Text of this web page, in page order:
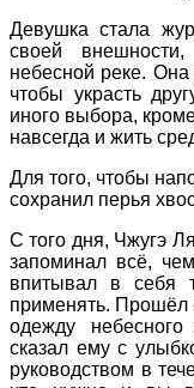
Девушка стала
своей
небесной реке.
чтобы украсть
иного выбора,
навсегда и жить
Для того, чтобы
сохранил перья
С того дня, Чжугэ
запоминал всё,
впитывал в себя
применять. Прошёл
одежду
сказал ему с
руководством в